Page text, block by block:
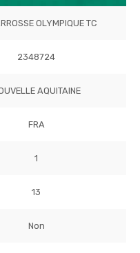
OLYMPIQUE TC
2348724
AQUITAINE
FRA
1
13
Non